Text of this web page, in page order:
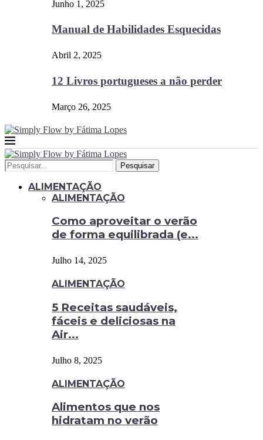
Junho 1, 2025
Manual de Habilidades Esquecidas
Abril 2, 2025
12 Livros portugueses a não perder
Março 26, 2025
Pesquisar
ALIMENTAÇÃO
ALIMENTAÇÃO
Como aproveitar o verão
de forma equilibrada (e...
Julho 14, 2025
ALIMENTAÇÃO
5 Receitas saudáveis,
fáceis e deliciosas na
Air...
Julho 8, 2025
ALIMENTAÇÃO
Alimentos que nos
hidratam no verão